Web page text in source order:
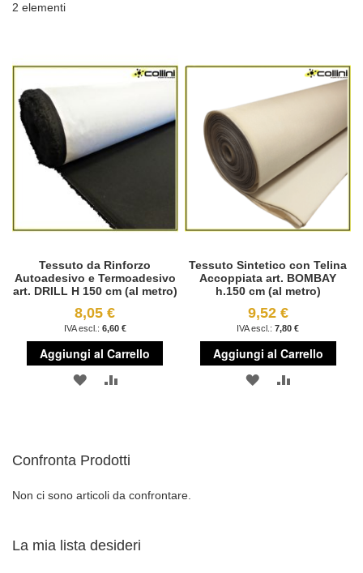
2 elementi
Tessuto da Rinforzo
Autoadesivo e Termoadesivo
art. DRILL H 150 cm (al metro)
8,05 €
6,60 €
Aggiungi al Carrello
AGGIUNGI
DESIDERI
AGGIUNGI
Tessuto Sintetico con Telina
Accoppiata art. BOMBAY
h.150 cm (al metro)
9,52 €
7,80 €
Aggiungi al Carrello
AGGIUNGI
Confronta Prodotti
Non ci sono articoli da confrontare.
La mia lista desideri